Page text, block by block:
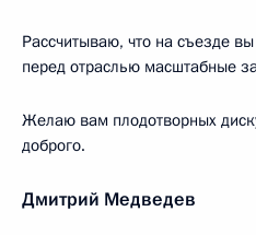
Рассчитываю, что на съезде
перед отраслью масштабные
Желаю вам плодотворных
доброго.
Дмитрий Медведев